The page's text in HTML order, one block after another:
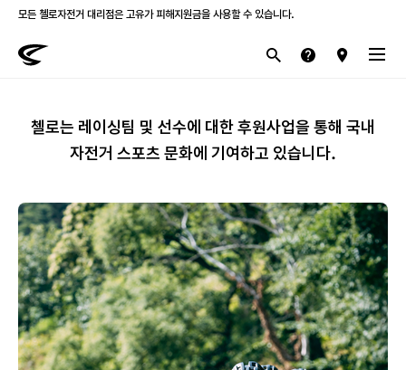
모든 첼로자전거 대리점은 고유가 피해지원금을 사용할 수 있습니다.
첼로 전 제품 삼성카드 / KB국민카드 12개월 무이자 할부 행사를 진행하고 있습니다.
첼로는 레이싱팀 및 선수에 대한 후원사업을 통해 국내
자전거 스포츠 문화에 기여하고 있습니다.